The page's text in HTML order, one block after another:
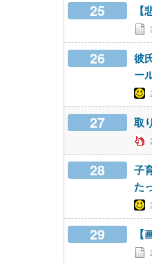
25
26
彼
ー
27 取
28
子
た
29